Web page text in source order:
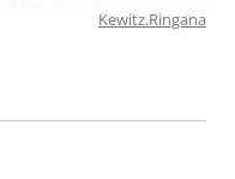
Kewitz.Ringana